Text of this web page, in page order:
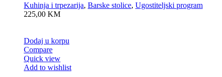
Kuhinja i trpezarija, Barske stolice, Ugostiteljski program
225,00 KM
Dodaj u korpu
Compare
Quick view
Add to wishlist